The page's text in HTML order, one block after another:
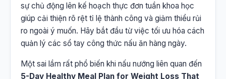
sự chủ động lên kế hoạch thực đơn tuần khoa học
giúp cải thiện rõ rệt tỉ lệ thành công và giảm thiểu rủi
ro ngoài ý muốn. Hãy bắt đầu từ việc tối ưu hóa cách
quản lý các sổ tay công thức nấu ăn hàng ngày.
Một sai lầm rất phổ biến khi nấu nướng liên quan đến
5-Day Healthy Meal Plan for Weight Loss That